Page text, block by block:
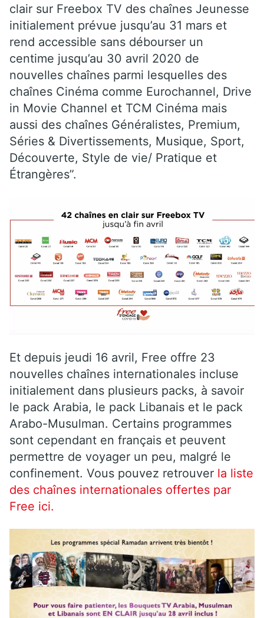
clair sur Freebox TV des chaînes Jeunesse
initialement prévue jusqu’au 31 mars et
rend accessible sans débourser un
centime jusqu’au 30 avril 2020 de
nouvelles chaînes parmi lesquelles des
chaînes Cinéma comme Eurochannel, Drive
in Movie Channel et TCM Cinéma mais
aussi des chaînes Généralistes, Premium,
Séries & Divertissements, Musique, Sport,
Découverte, Style de vie/ Pratique et
Étrangères”.
Et depuis jeudi 16 avril, Free offre 23
nouvelles chaînes internationales incluse
initialement dans plusieurs packs, à savoir
le pack Arabia, le pack Libanais et le pack
Arabo-Musulman. Certains programmes
sont cependant en français et peuvent
permettre de voyager un peu, malgré le
confinement. Vous pouvez retrouver la liste
des chaînes internationales offertes par
Free ici.